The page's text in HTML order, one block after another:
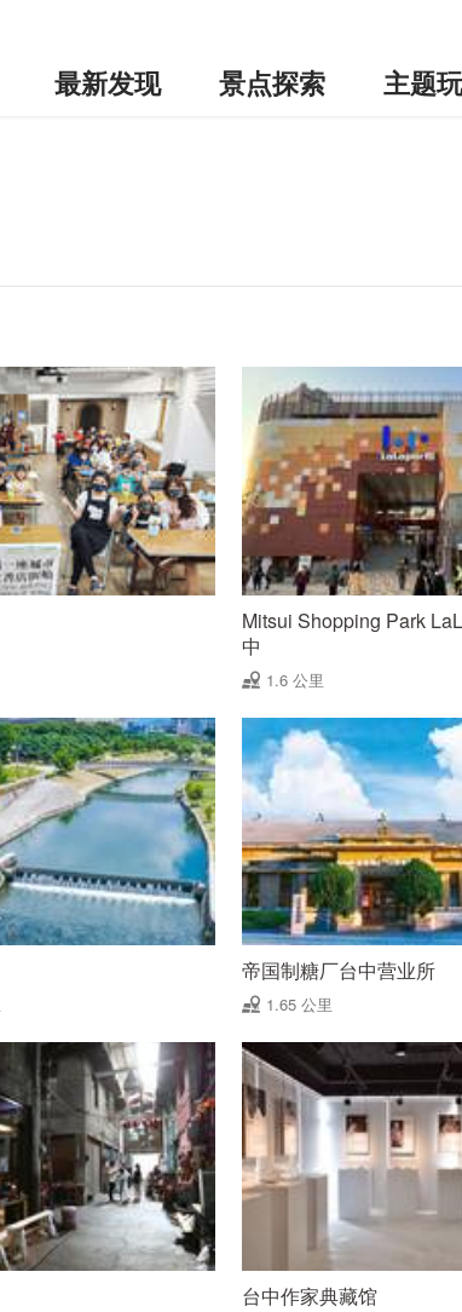
最新发现 景点探索 主题
Mitsui Shopping Park
中
1.6 公里
帝国制糖厂台中营业所
1.65 公里
台中作家典藏馆